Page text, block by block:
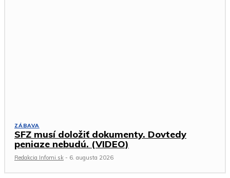
ZÁBAVA
SFZ musí doložiť dokumenty. Dovtedy
peniaze nebudú. (VIDEO)
Redakcia Infomi.sk - 6. augusta 2026